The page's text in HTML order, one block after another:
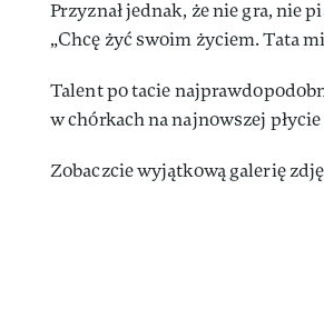
Przyznał jednak, że nie gra, nie
„Chcę żyć swoim życiem. Tata
Talent po tacie
w chórkach na najnowszej
Zobaczcie wyjątkową galerię